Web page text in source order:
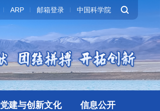
ARP 邮箱登录 中国科学院
党建与创新文化 信息公开